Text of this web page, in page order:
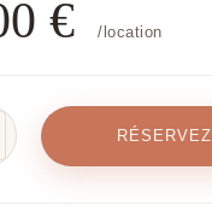
€ /location
RÉSERVEZ